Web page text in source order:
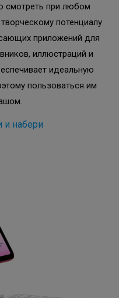
смотреть при любом
потенциалу
приложений для
иллюстраций и
идеальную
пользоваться им
и набери